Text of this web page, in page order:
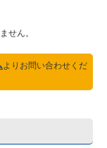
せん。
よりお問い合わせくだ